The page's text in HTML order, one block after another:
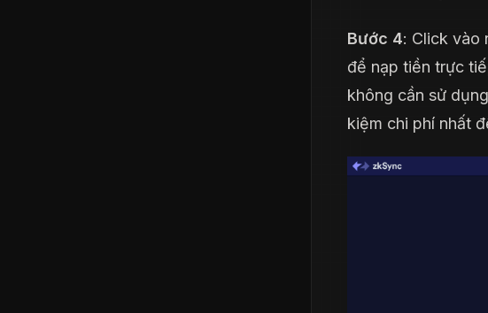
Bước 4: Click vào
để nạp tiền trực
không cần sử
kiệm chi phí nhất